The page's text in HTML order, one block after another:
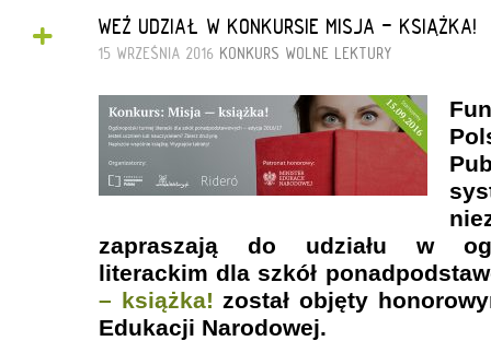
+ WEŹ UDZIAŁ W KONKURSIE MISJA - KSIĄŻKA!
15 WRZEŚNIA 2016 KONKURS WOLNE LEKTURY
zapraszają do udziału w
literackim dla szkół
– książka! został objęty
Edukacji Narodowej.